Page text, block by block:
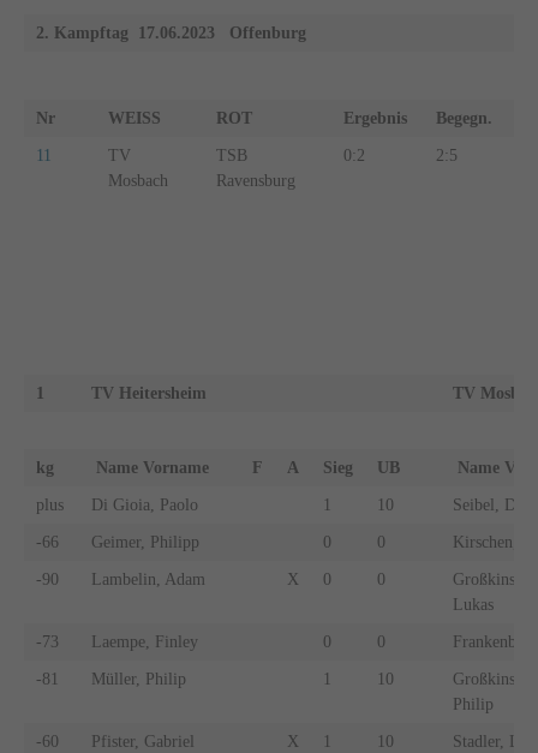
2. Kampftag 17.06.2023 Offenburg
Nr WEISS ROT Ergebnis Begegn.
11
TV
Mosbach
TSB
Ravensburg
0:2 2:5
1 TV Heitersheim TV
kg Name Vorname F A Sieg UB Name
plus Di Gioia, Paolo 1 10 Seibel,
-66 Geimer, Philipp 0 0 Kirschen,
-90 Lambelin, Adam X 0 0
Lukas
-73 Laempe, Finley 0 0
-81 Müller, Philip 1 10
Philip
-60 Pfister, Gabriel X 10 Stadler,